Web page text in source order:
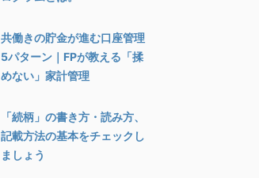
共働きの貯金が進む口座管理
5パターン｜FPが教える「揉
めない」家計管理
「続柄」の書き方・読み方、
記載方法の基本をチェックし
ましょう